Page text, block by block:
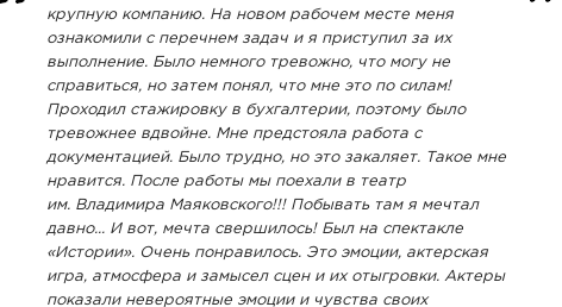
крупную компанию. На новом рабочем месте меня
ознакомили с перечнем задач и я приступил за их
выполнение. Было немного тревожно, что могу не
справиться, но затем понял, что мне это по силам!
Проходил стажировку в бухгалтерии, поэтому было
тревожнее вдвойне. Мне предстояла работа с
документацией. Было трудно, но это закаляет. Такое мне
нравится. После работы мы поехали в театр
им. Владимира Маяковского!!! Побывать там я мечтал
давно... И вот, мечта свершилось! Был на спектакле
«Истории». Очень понравилось. Это эмоции, актерская
игра, атмосфера и замысел сцен и их отыгровки. Актеры
показали невероятные эмоции и чувства своих